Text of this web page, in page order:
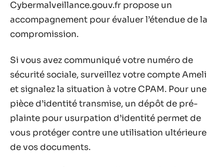
Cybermalveillance.gouv.fr propose un
accompagnement pour évaluer l’étendue de la
compromission.
Si vous avez communiqué votre numéro de
sécurité sociale, surveillez votre compte Ameli
et signalez la situation à votre CPAM. Pour une
pièce d’identité transmise, un dépôt de pré-
plainte pour usurpation d’identité permet de
vous protéger contre une utilisation ultérieure
de vos documents.